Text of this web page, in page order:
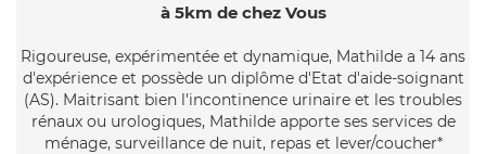
à 5km de chez Vous
Rigoureuse, expérimentée et dynamique, Mathilde a 14 ans
d'expérience et possède un diplôme d'Etat d'aide-soignant
(AS). Maitrisant bien l'incontinence urinaire et les troubles
rénaux ou urologiques, Mathilde apporte ses services de
ménage, surveillance de nuit, repas et lever/coucher*